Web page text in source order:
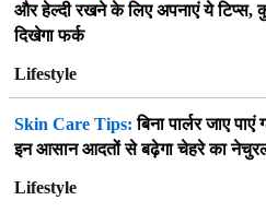
और हेल्दी रखने के लिए अपनाएं ये टिप्स,
दिखेगा फर्क
Lifestyle
Skin Care Tips: बिना पार्लर जाए
इन आसान आदतों से बढ़ेगा चेहरे का
Lifestyle